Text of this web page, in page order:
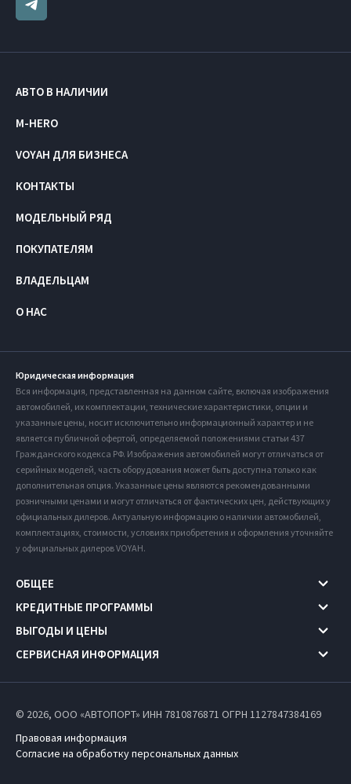
АВТО В НАЛИЧИИ
M-HERO
VOYAH ДЛЯ БИЗНЕСА
КОНТАКТЫ
МОДЕЛЬНЫЙ РЯД
ПОКУПАТЕЛЯМ
ВЛАДЕЛЬЦАМ
О НАС
Юридическая информация
Вся информация, представленная на данном сайте, включая изображения
автомобилей, их комплектации, технические характеристики, опции и
указанные цены, носит исключительно информационный характер и не
является публичной офертой, определяемой положениями статьи 437
Гражданского кодекса РФ. Изображения автомобилей могут отличаться от
серийных моделей, часть оборудования может быть доступна только как
дополнительная опция. Указанные цены являются рекомендованными
розничными ценами и могут отличаться от фактических цен, действующих у
официальных дилеров. Актуальную информацию о наличии автомобилей,
комплектациях, стоимости, условиях приобретения и оформления уточняйте
у официальных дилеров VOYAH.
ОБЩЕЕ
КРЕДИТНЫЕ ПРОГРАММЫ
ВЫГОДЫ И ЦЕНЫ
СЕРВИСНАЯ ИНФОРМАЦИЯ
© 2026, ООО «АВТОПОРТ» ИНН 7810876871 ОГРН 1127847384169
Правовая информация
Согласие на обработку персональных данных